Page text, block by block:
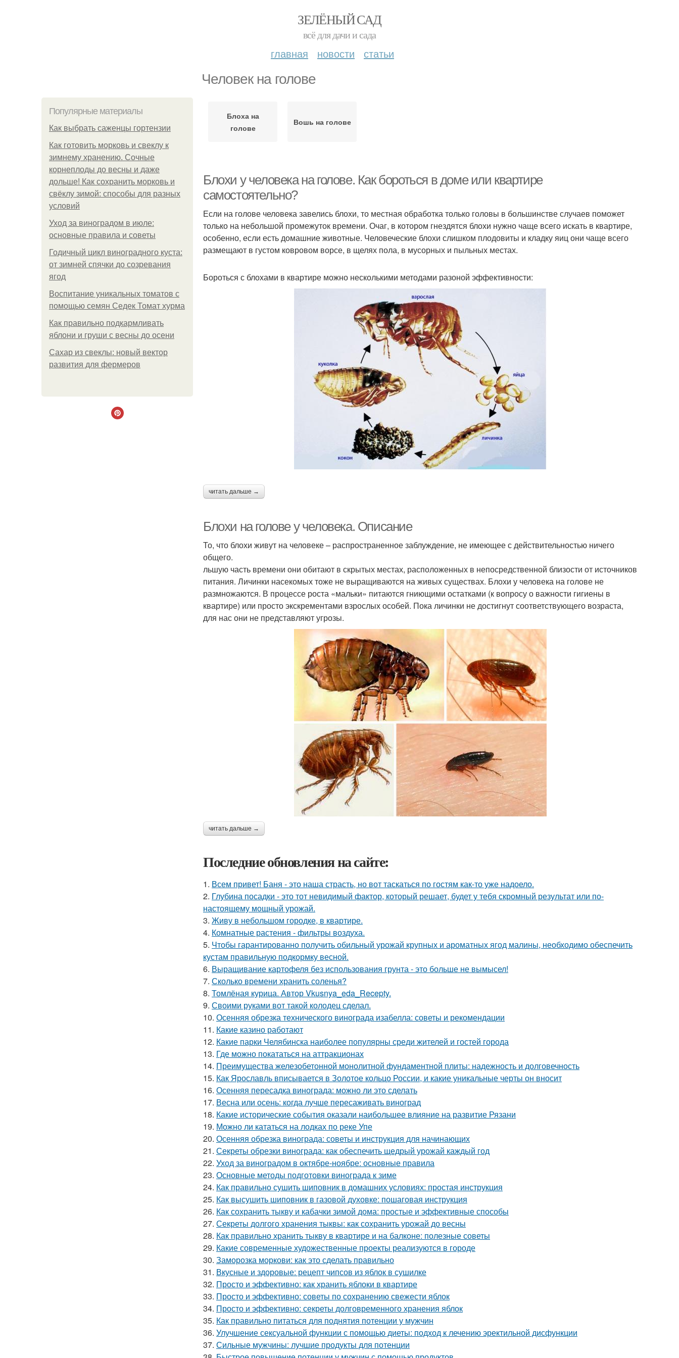
ЗЕЛЁНЫЙ САД
всё для дачи и сада
главная новости статьи
Человек на голове
Популярные материалы
Как выбрать саженцы гортензии
Как готовить морковь и свеклу к
зимнему хранению. Сочные
корнеплоды до весны и даже
дольше! Как сохранить морковь и
свёклу зимой: способы для разных
условий
Уход за виноградом в июле:
основные правила и советы
Годичный цикл виноградного куста:
от зимней спячки до созревания
ягод
Воспитание уникальных томатов с
помощью семян Седек Томат хурма
Как правильно подкармливать
яблони и груши с весны до осени
Сахар из свеклы: новый вектор
развития для фермеров
Блоха на
голове
Вошь на голове
Блохи у человека на голове. Как бороться в доме или квартире
самостоятельно?
Если на голове человека завелись блохи, то местная обработка только головы в большинстве случаев поможет
только на небольшой промежуток времени. Очаг, в котором гнездятся блохи нужно чаще всего искать в квартире,
особенно, если есть домашние животные. Человеческие блохи слишком плодовиты и кладку яиц они чаще всего
размещают в густом ковровом ворсе, в щелях пола, в мусорных и пыльных местах.
Бороться с блохами в квартире можно несколькими методами разоной эффективности:
читать дальше →
Блохи на голове у человека. Описание
То, что блохи живут на человеке – распространенное заблуждение, не имеющее с действительностью ничего
общего.
льшую часть времени они обитают в скрытых местах, расположенных в непосредственной близости от источников
питания. Личинки насекомых тоже не выращиваются на живых существах. Блохи у человека на голове не
размножаются. В процессе роста «мальки» питаются гниющими остатками (к вопросу о важности гигиены в
квартире) или просто экскрементами взрослых особей. Пока личинки не достигнут соответствующего возраста,
для нас они не представляют угрозы.
читать дальше →
Последние обновления на сайте:
1. Всем привет! Баня - это наша страсть, но вот таскаться по гостям как-то уже надоело.
2. Глубина посадки - это тот невидимый фактор, который решает, будет у тебя скромный результат или по-
настоящему мощный урожай.
3. Живу в небольшом городке, в квартире.
4. Комнатные растения - фильтры воздуха.
5. Чтобы гарантированно получить обильный урожай крупных и ароматных ягод малины, необходимо обеспечить
кустам правильную подкормку весной.
6. Выращивание картофеля без использования грунта - это больше не вымысел!
7. Сколько времени хранить соленья?
8. Томлёная курица. Автор Vkusnya_eda_Recepty.
9. Своими руками вот такой колодец сделал.
10. Осенняя обрезка технического винограда изабелла: советы и рекомендации
11. Какие казино работают
12. Какие парки Челябинска наиболее популярны среди жителей и гостей города
13. Где можно покататься на аттракционах
14. Преимущества железобетонной монолитной фундаментной плиты: надежность и долговечность
15. Как Ярославль вписывается в Золотое кольцо России, и какие уникальные черты он вносит
16. Осенняя пересадка винограда: можно ли это сделать
17. Весна или осень: когда лучше пересаживать виноград
18. Какие исторические события оказали наибольшее влияние на развитие Рязани
19. Можно ли кататься на лодках по реке Упе
20. Осенняя обрезка винограда: советы и инструкция для начинающих
21. Секреты обрезки винограда: как обеспечить щедрый урожай каждый год
22. Уход за виноградом в октябре-ноябре: основные правила
23. Основные методы подготовки винограда к зиме
24. Как правильно сушить шиповник в домашних условиях: простая инструкция
25. Как высушить шиповник в газовой духовке: пошаговая инструкция
26. Как сохранить тыкву и кабачки зимой дома: простые и эффективные способы
27. Секреты долгого хранения тыквы: как сохранить урожай до весны
28. Как правильно хранить тыкву в квартире и на балконе: полезные советы
29. Какие современные художественные проекты реализуются в городе
30. Заморозка моркови: как это сделать правильно
31. Вкусные и здоровые: рецепт чипсов из яблок в сушилке
32. Просто и эффективно: как хранить яблоки в квартире
33. Просто и эффективно: советы по сохранению свежести яблок
34. Просто и эффективно: секреты долговременного хранения яблок
35. Как правильно питаться для поднятия потенции у мужчин
36. Улучшение сексуальной функции с помощью диеты: подход к лечению эректильной дисфункции
37. Сильные мужчины: лучшие продукты для потенции